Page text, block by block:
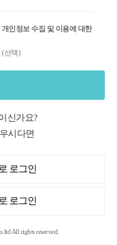
개인정보 수집 및 이용에 대한
(선택)
신가요?
시다면
로그인
로그인
All rights reserved.